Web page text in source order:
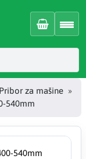
Pribor za mašine
540mm